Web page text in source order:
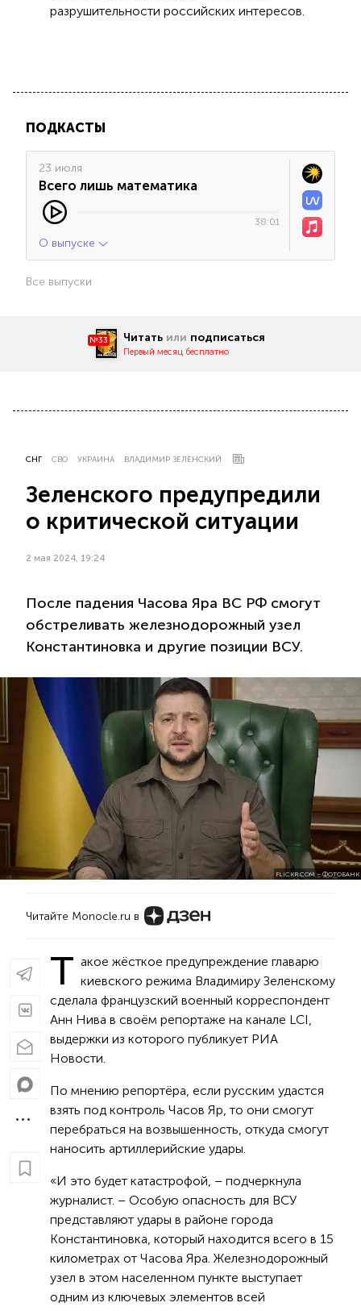
разрушительности российских интересов.
ПОДКАСТЫ
23 июля
Всего лишь математика
38:01
О выпуске
Все выпуски
№33 Читать или подписаться
Первый месяц бесплатно
СНГ СВО УКРАИНА ВЛАДИМИР ЗЕЛЕНСКИЙ
Зеленского предупредили
о критической ситуации
2 мая 2024, 19:24
После падения Часова Яра ВС РФ смогут
обстреливать железнодорожный узел
Константиновка и другие позиции ВСУ.
FLICKR.COM – ФОТОБАНК
Читайте Monocle.ru в
Т акое жёсткое предупреждение главарю
киевского режима Владимиру Зеленскому
сделала французский военный корреспондент
Анн Нива в своём репортаже на канале LCI,
выдержки из которого публикует РИА
Новости.
По мнению репортёра, если русским удастся
взять под контроль Часов Яр, то они смогут
перебраться на возвышенность, откуда смогут
наносить артиллерийские удары.
«И это будет катастрофой, – подчеркнула
журналист. – Особую опасность для ВСУ
представляют удары в районе города
Константиновка, который находится всего в 15
километрах от Часова Яра. Железнодорожный
узел в этом населенном пункте выступает
одним из ключевых элементов всей